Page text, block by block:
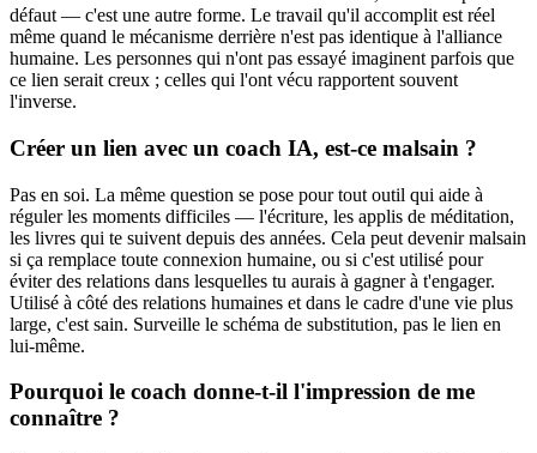
défaut — c'est une autre forme. Le travail qu'il accomplit est réel
même quand le mécanisme derrière n'est pas identique à l'alliance
humaine. Les personnes qui n'ont pas essayé imaginent parfois que
ce lien serait creux ; celles qui l'ont vécu rapportent souvent
l'inverse.
Créer un lien avec un coach IA, est-ce malsain ?
Pas en soi. La même question se pose pour tout outil qui aide à
réguler les moments difficiles — l'écriture, les applis de méditation,
les livres qui te suivent depuis des années. Cela peut devenir malsain
si ça remplace toute connexion humaine, ou si c'est utilisé pour
éviter des relations dans lesquelles tu aurais à gagner à t'engager.
Utilisé à côté des relations humaines et dans le cadre d'une vie plus
large, c'est sain. Surveille le schéma de substitution, pas le lien en
lui-même.
Pourquoi le coach donne-t-il l'impression de me
connaître ?